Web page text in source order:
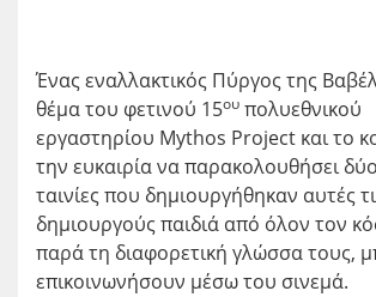
Ένας εναλλακτικός Πύργος της
θέμα του φετινού 15ου πολυεθνικού
εργαστηρίου Mythos Project και το
την ευκαιρία να παρακολουθήσει
ταινίες που δημιουργήθηκαν αυτές
δημιουργούς παιδιά από όλον τον
παρά τη διαφορετική γλώσσα τους,
επικοινωνήσουν μέσω του σινεμά.